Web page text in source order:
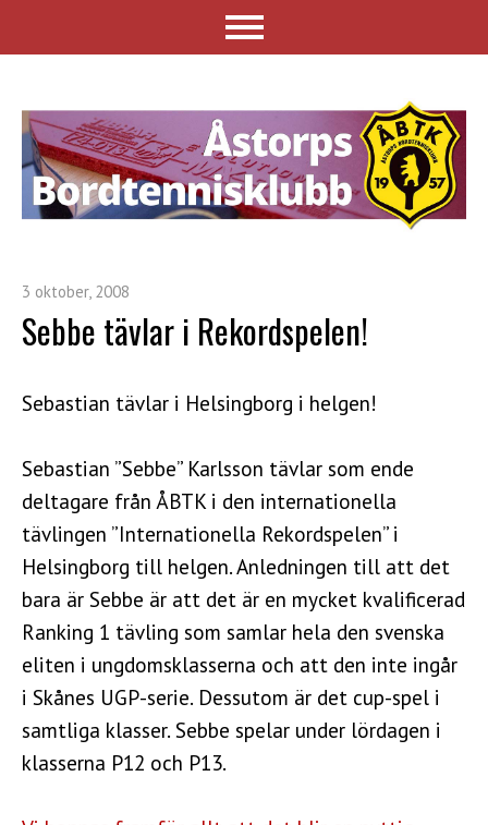
3 oktober, 2008
Sebbe tävlar i Rekordspelen!
Sebastian tävlar i Helsingborg i helgen!
Sebastian ”Sebbe” Karlsson tävlar som ende
deltagare från ÅBTK i den internationella
tävlingen ”Internationella Rekordspelen” i
Helsingborg till helgen. Anledningen till att det
bara är Sebbe är att det är en mycket kvalificerad
Ranking 1 tävling som samlar hela den svenska
eliten i ungdomsklasserna och att den inte ingår
i Skånes UGP-serie. Dessutom är det cup-spel i
samtliga klasser. Sebbe spelar under lördagen i
klasserna P12 och P13.